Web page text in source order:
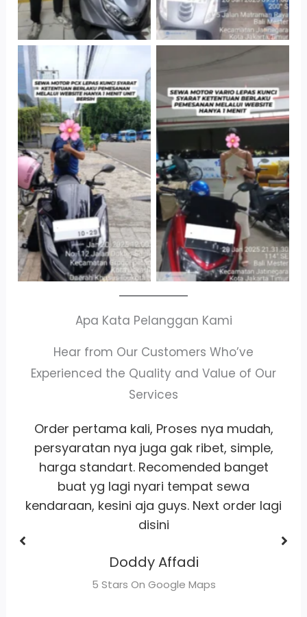
Antar Jemput
Kendaraan
Cityplaza
Jatinegara Gedung
Parkir P6A
Apa Kata Pelanggan Kami
Hear from Our Customers Who’ve
Experienced the Quality and Value of Our
Services
Whort it bangetpelayananramah
satset recomm banget lah pokoknya
buat sewa motor area jakarta
Dhimas Adrian Adrian
5 Stars On Google Maps